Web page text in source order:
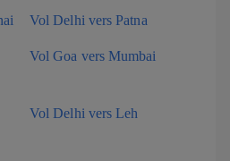
Vol Delhi vers Patna
Vol Goa vers Mumbai
Vol Delhi vers Leh